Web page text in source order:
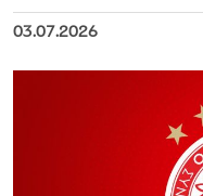
03.07.2026